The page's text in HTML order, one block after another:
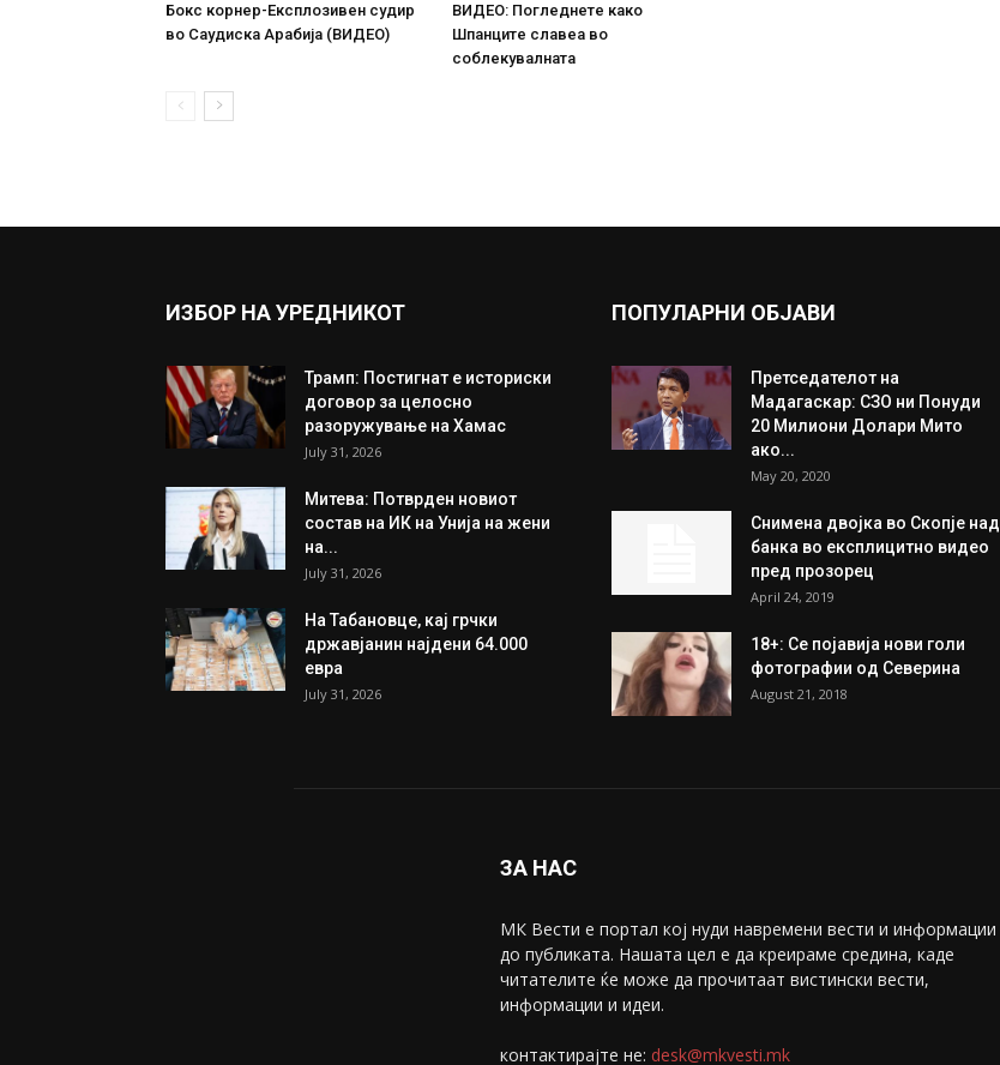
Бокс корнер-Експлозивен судир
во Саудиска Арабија (ВИДЕО)
ВИДЕО: Погледнете како
Шпанците славеа во
соблекувалната
ИЗБОР НА УРЕДНИКОТ
Трамп: Постигнат е историски
договор за целосно
разоружување на Хамас
July 31, 2026
Митева: Потврден новиот
состав на ИК на Унија на жени
на...
July 31, 2026
На Табановце, кај грчки
државјанин најдени 64.000
евра
July 31, 2026
ПОПУЛАРНИ ОБЈАВИ
Претседателот на
Мадагаскар: СЗО ни Понуди
20 Милиони Долари Мито
ако...
May 20, 2020
Снимена двојка во Скопје над
банка во експлицитно видео
пред прозорец
April 24, 2019
18+: Се појавија нови голи
фотографии од Северина
August 21, 2018
ЗА НАС
МК Вести е портал коj нуди навремени вести и информации
до публиката. Нашата цел е да креираме средина, каде
читателите ќе може да прочитаат вистински вести,
информации и идеи.
контактирајте не: desk@mkvesti.mk